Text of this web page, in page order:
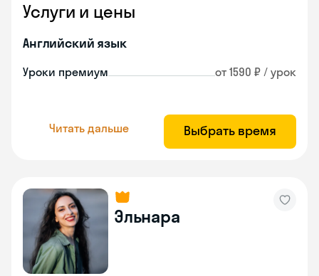
Услуги и цены
Английский язык
Уроки премиум от 1590 ₽ / урок
Читать дальше Выбрать время
Эльнара